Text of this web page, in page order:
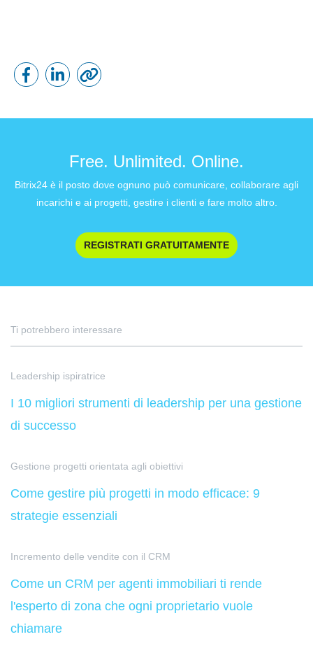
Free. Unlimited. Online.
Bitrix24 è il posto dove ognuno può comunicare, collaborare agli
incarichi e ai progetti, gestire i clienti e fare molto altro.
REGISTRATI GRATUITAMENTE
Ti potrebbero interessare
Leadership ispiratrice
I 10 migliori strumenti di leadership per una gestione
di successo
Gestione progetti orientata agli obiettivi
Come gestire più progetti in modo efficace: 9
strategie essenziali
Incremento delle vendite con il CRM
Come un CRM per agenti immobiliari ti rende
l'esperto di zona che ogni proprietario vuole
chiamare